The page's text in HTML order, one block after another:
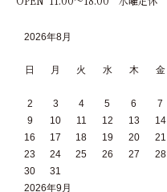
2026年8月
日 月 火 水 木 金
2
3 4 5 6 7
9
10 11 12 13 14
16
17 18 19 20 21
23
24 25 26 27 28
30
31
2026年9月